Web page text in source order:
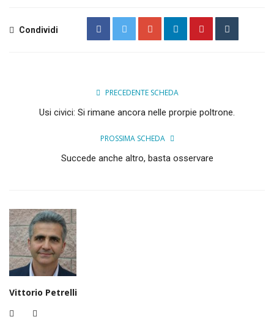
Condividi
PRECEDENTE SCHEDA
Usi civici: Si rimane ancora nelle prorpie poltrone.
PROSSIMA SCHEDA
Succede anche altro, basta osservare
Vittorio Petrelli